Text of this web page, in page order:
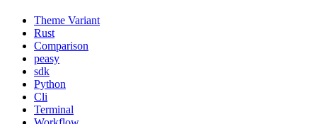
Theme Variant
Rust
Comparison
peasy
sdk
Python
Cli
Terminal